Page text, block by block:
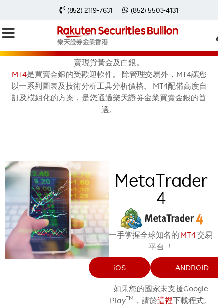
(852) 2119-7631 (852) 5503-4131
現在您可以透過樂天MT4賬戶利用MetaTrader 4 (MT4)買
賣現貨黃金及白銀。
MT4是買賣金銀的受歡迎軟件。 除管理交易外，MT4讓您
以一系列圖表及技術分析工具分析價格。 MT4配備高度自
訂及模組化的方案，是您通過樂天證券金業買賣金銀的首
選。
MetaTrader
4
一手掌握全球知名的 MT4交易
平台 ！
iOS ANDROID
如果您的國家未支援Google
PlayTM ，請於這裡下載程式。